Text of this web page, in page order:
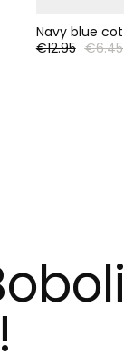
€12.95 €6.45